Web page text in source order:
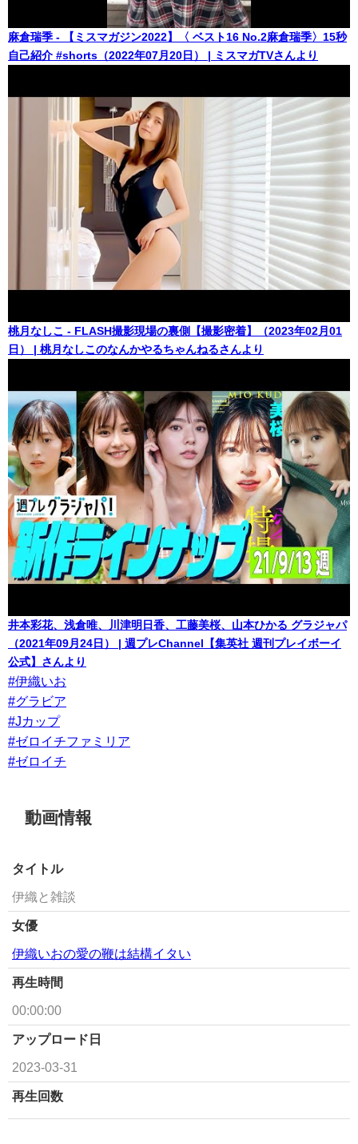
麻倉瑞季 - 【ミスマガジン2022】〈 ベスト16 No.2麻倉瑞季〉15秒
自己紹介 #shorts（2022年07月20日） | ミスマガTVさんより
桃月なしこ - FLASH撮影現場の裏側【撮影密着】（2023年02月01
日） | 桃月なしこのなんかやるちゃんねるさんより
井本彩花、浅倉唯、川津明日香、工藤美桜、山本ひかる グラジャパ
（2021年09月24日） | 週プレChannel【集英社 週刊プレイボーイ
公式】さんより
#伊織いお
#グラビア
#Jカップ
#ゼロイチファミリア
#ゼロイチ
動画情報
タイトル
伊織と雑談
女優
伊織いおの愛の鞭は結構イタい
再生時間
00:00:00
アップロード日
2023-03-31
再生回数